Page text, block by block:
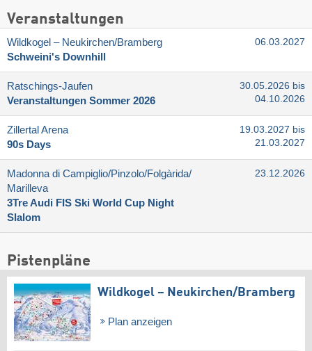
Veranstaltungen
Wildkogel – Neukirchen/​Bramberg
Schweini's Downhill
06.03.2027
Ratschings-Jaufen
Veranstaltungen Sommer 2026
30.05.2026 bis
04.10.2026
Zillertal Arena
90s Days
19.03.2027 bis
21.03.2027
Madonna di Campiglio/​Pinzolo/​Folgàrida/​
Marilleva
3Tre Audi FIS Ski World Cup Night
Slalom
23.12.2026
Pistenpläne
Wildkogel – Neukirchen/​Bramberg
Plan anzeigen